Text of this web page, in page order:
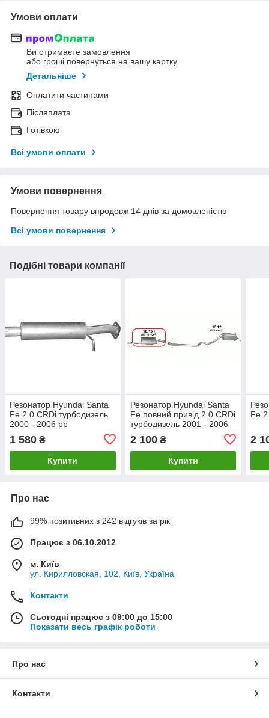
Умови оплати
Ви отримаєте замовлення
або гроші повернуться на вашу картку
Детальніше
Оплатити частинами
Післяплата
Готівкою
Всі умови оплати
Умови повернення
Повернення товару впродовж 14 днів за домовленістю
Всі умови повернення
Подібні товари компанії
Резонатор Hyundai Santa
Fe 2.0 CRDi турбодизель
2000 - 2006 рр
1 580 ₴
Купити
Резонатор Hyundai Santa
Fe повний привід 2.0 CRDi
турбодизель 2001 - 2006
2 100₴
Купити
Fe
2
Про нас
99% позитивних з 242 відгуків за рік
Працює з 06.10.2012
м. Київ
ул. Кирилловская, 102, Київ, Україна
Контакти
Сьогодні працює з 09:00 до 15:00
Показати весь графік роботи
Про нас
Контакти